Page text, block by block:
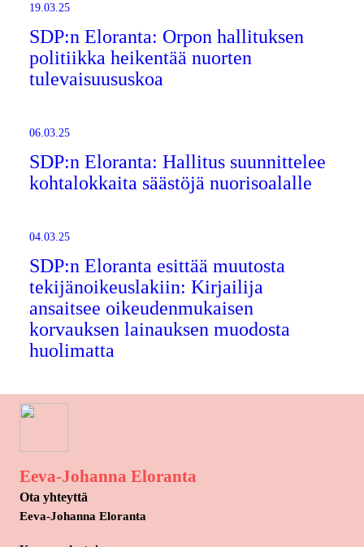
19.03.25
SDP:n Eloranta: Orpon hallituksen
politiikka heikentää nuorten
tulevaisuususkoa
06.03.25
SDP:n Eloranta: Hallitus suunnittelee
kohtalokkaita säästöjä nuorisoalalle
04.03.25
SDP:n Eloranta esittää muutosta
tekijänoikeuslakiin: Kirjailija
ansaitsee oikeudenmukaisen
korvauksen lainauksen muodosta
huolimatta
Eeva-Johanna Eloranta
Ota yhteyttä
Eeva-Johanna Eloranta